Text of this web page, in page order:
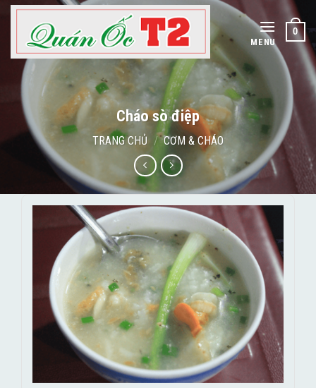
Skip
content
MENU
0
Cháo sò điệp
TRANG CHỦ / CƠM & CHÁO